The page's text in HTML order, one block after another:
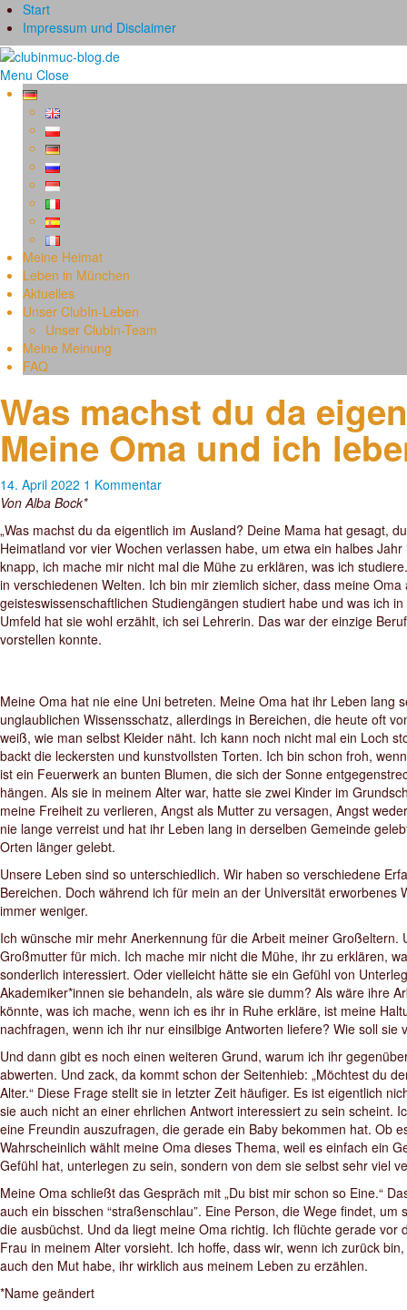
Start
Impressum und Disclaimer
Menu Close
Meine Heimat
Leben in München
Aktuelles
Unser ClubIn-Leben
Unser ClubIn-Team
Meine Meinung
FAQ
Was machst du da
Meine Oma und ich
14. April 2022 1 Kommentar
Von Alba Bock*
„Was machst du da eigentlich im Ausland? Deine Mama hat gesagt,
Heimatland vor vier Wochen verlassen habe, um etwa ein halbes
knapp, ich mache mir nicht mal die Mühe zu erklären, was ich
in verschiedenen Welten. Ich bin mir ziemlich sicher, dass meine
geisteswissenschaftlichen Studiengängen studiert habe und was ich
Umfeld hat sie wohl erzählt, ich sei Lehrerin. Das war der einzige
vorstellen konnte.
Meine Oma hat nie eine Uni betreten. Meine Oma hat ihr Leben
unglaublichen Wissensschatz, allerdings in Bereichen, die heute oft
weiß, wie man selbst Kleider näht. Ich kann noch nicht mal ein Loch
backt die leckersten und kunstvollsten Torten. Ich bin schon froh,
ist ein Feuerwerk an bunten Blumen, die sich der Sonne
hängen. Als sie in meinem Alter war, hatte sie zwei Kinder im
meine Freiheit zu verlieren, Angst als Mutter zu versagen, Angst
nie lange verreist und hat ihr Leben lang in derselben Gemeinde
Orten länger gelebt.
Unsere Leben sind so unterschiedlich. Wir haben so verschiedene
Bereichen. Doch während ich für mein an der Universität
immer weniger.
Ich wünsche mir mehr Anerkennung für die Arbeit meiner
Großmutter für mich. Ich mache mir nicht die Mühe, ihr zu erklären,
sonderlich interessiert. Oder vielleicht hätte sie ein Gefühl von
Akademiker*innen sie behandeln, als wäre sie dumm? Als wäre ihre
könnte, was ich mache, wenn ich es ihr in Ruhe erkläre, ist meine
nachfragen, wenn ich ihr nur einsilbige Antworten liefere? Wie soll
Und dann gibt es noch einen weiteren Grund, warum ich ihr
abwerten. Und zack, da kommt schon der Seitenhieb: „Möchtest du
Alter.“ Diese Frage stellt sie in letzter Zeit häufiger. Es ist eigentlich
sie auch nicht an einer ehrlichen Antwort interessiert zu sein scheint.
eine Freundin auszufragen, die gerade ein Baby bekommen hat. Ob
Wahrscheinlich wählt meine Oma dieses Thema, weil es einfach ein
Gefühl hat, unterlegen zu sein, sondern von dem sie selbst sehr viel
Meine Oma schließt das Gespräch mit „Du bist mir schon so Eine.“
auch ein bisschen “straßenschlau”. Eine Person, die Wege findet,
die ausbüchst. Und da liegt meine Oma richtig. Ich flüchte gerade
Frau in meinem Alter vorsieht. Ich hoffe, dass wir, wenn ich zurück
auch den Mut habe, ihr wirklich aus meinem Leben zu erzählen.
*Name geändert